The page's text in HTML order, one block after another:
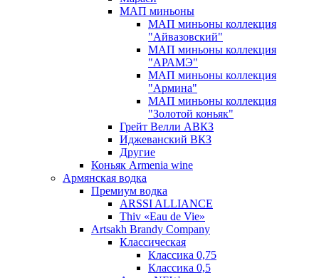
МАП миньоны
МАП миньоны коллекция
"Айвазовский"
МАП миньоны коллекция
"АРАМЭ"
МАП миньоны коллекция
"Армина"
МАП миньоны коллекция
"Золотой коньяк"
Грейт Велли АВКЗ
Иджеванский ВКЗ
Другие
Коньяк Armenia wine
Армянская водка
Премиум водка
ARSSI ALLIANCE
Thiv «Eau de Vie»
Artsakh Brandy Company
Классическая
Классика 0,75
Классика 0,5